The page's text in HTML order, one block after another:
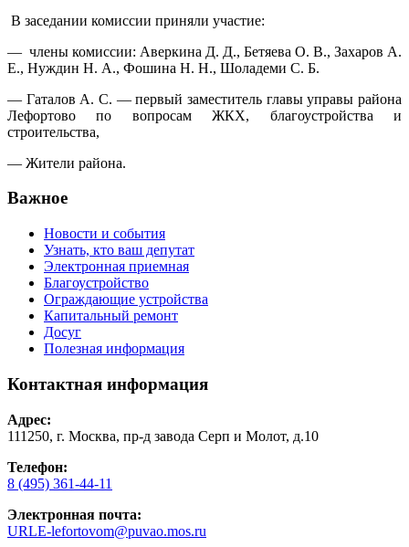
В заседании комиссии приняли участие:
— члены комиссии: Аверкина Д. Д., Бетяева О. В., Захаров А.
Е., Нуждин Н. А., Фошина Н. Н., Шоладеми С. Б.
— Гаталов А. С. — первый заместитель главы управы района
Лефортово по вопросам ЖКХ, благоустройства и
строительства,
— Жители района.
Важное
Новости и события
Узнать, кто ваш депутат
Электронная приемная
Благоустройство
Ограждающие устройства
Капитальный ремонт
Досуг
Полезная информация
Контактная информация
Адрес:
111250, г. Москва, пр-д завода Серп и Молот, д.10
Телефон:
8 (495) 361-44-11
Электронная почта:
URLE-lefortovom@puvao.mos.ru